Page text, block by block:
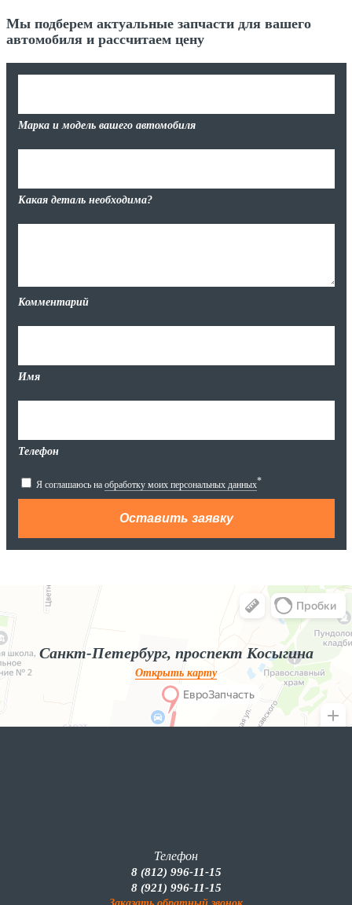
Мы подберем актуальные запчасти для вашего
автомобиля и рассчитаем цену
Марка и модель вашего автомобиля
Какая деталь необходима?
Комментарий
Имя
Телефон
Я соглашаюсь на обработку моих персональных данных*
Яндекс.Карты
Яндекс.Карты — поиск мест и адресов, городской транспорт
Санкт-Петербург, проспект Косыгина
Открыть карту
Телефон
8 (812) 996-11-15
8 (921) 996-11-15